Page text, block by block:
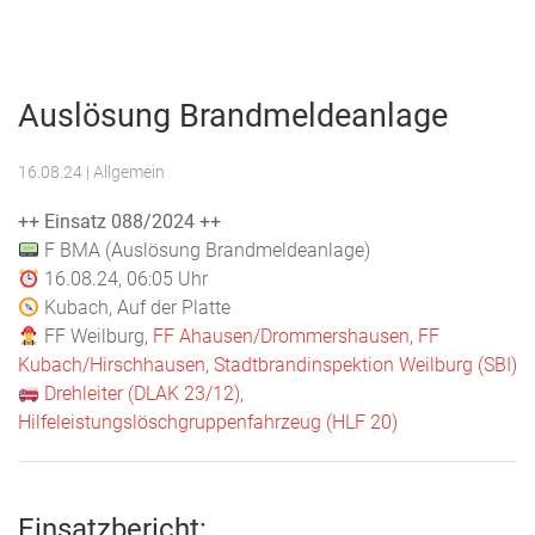
Feuerwehr
Auslösung Brandmeldeanlage
16.08.24 | Allgemein
++ Einsatz 088/2024 ++
F BMA (Auslösung Brandmeldeanlage)
16.08.24, 06:05 Uhr
Kubach, Auf der Platte
FF Weilburg, FF Ahausen/Drommershausen, FF
Kubach/Hirschhausen, Stadtbrandinspektion Weilburg (SBI)
Drehleiter (DLAK 23/12),
Hilfeleistungslöschgruppenfahrzeug (HLF 20)